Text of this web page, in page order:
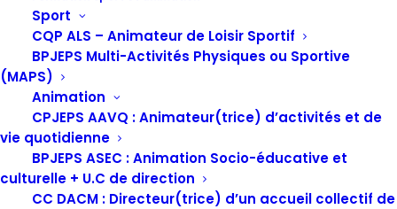
Sport
CQP ALS – Animateur de Loisir Sportif
BPJEPS Multi-Activités Physiques ou Sportive
(MAPS)
Animation
CPJEPS AAVQ : Animateur(trice) d’activités et de
vie quotidienne
BPJEPS ASEC : Animation Socio-éducative et
culturelle + U.C de direction
CC DACM : Directeur(trice) d’un accueil collectif de